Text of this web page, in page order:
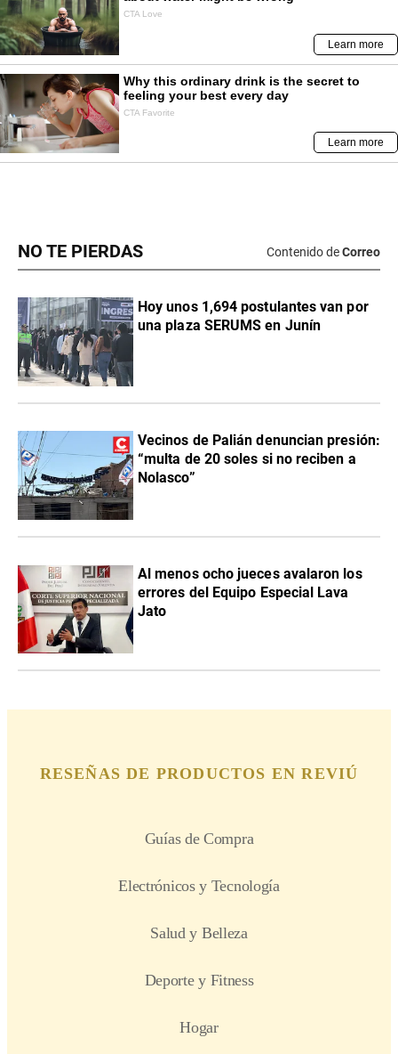
NO TE PIERDAS Contenido deCorreo
Hoy unos 1,694 postulantes van por
una plaza SERUMS en Junín
Vecinos de Palián denuncian presión:
“multa de 20 soles si no reciben a
Nolasco”
Al menos ocho jueces avalaron los
errores del Equipo Especial Lava
Jato